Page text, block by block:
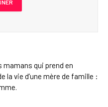
mamans qui prend en
vie d’une mère de famille :